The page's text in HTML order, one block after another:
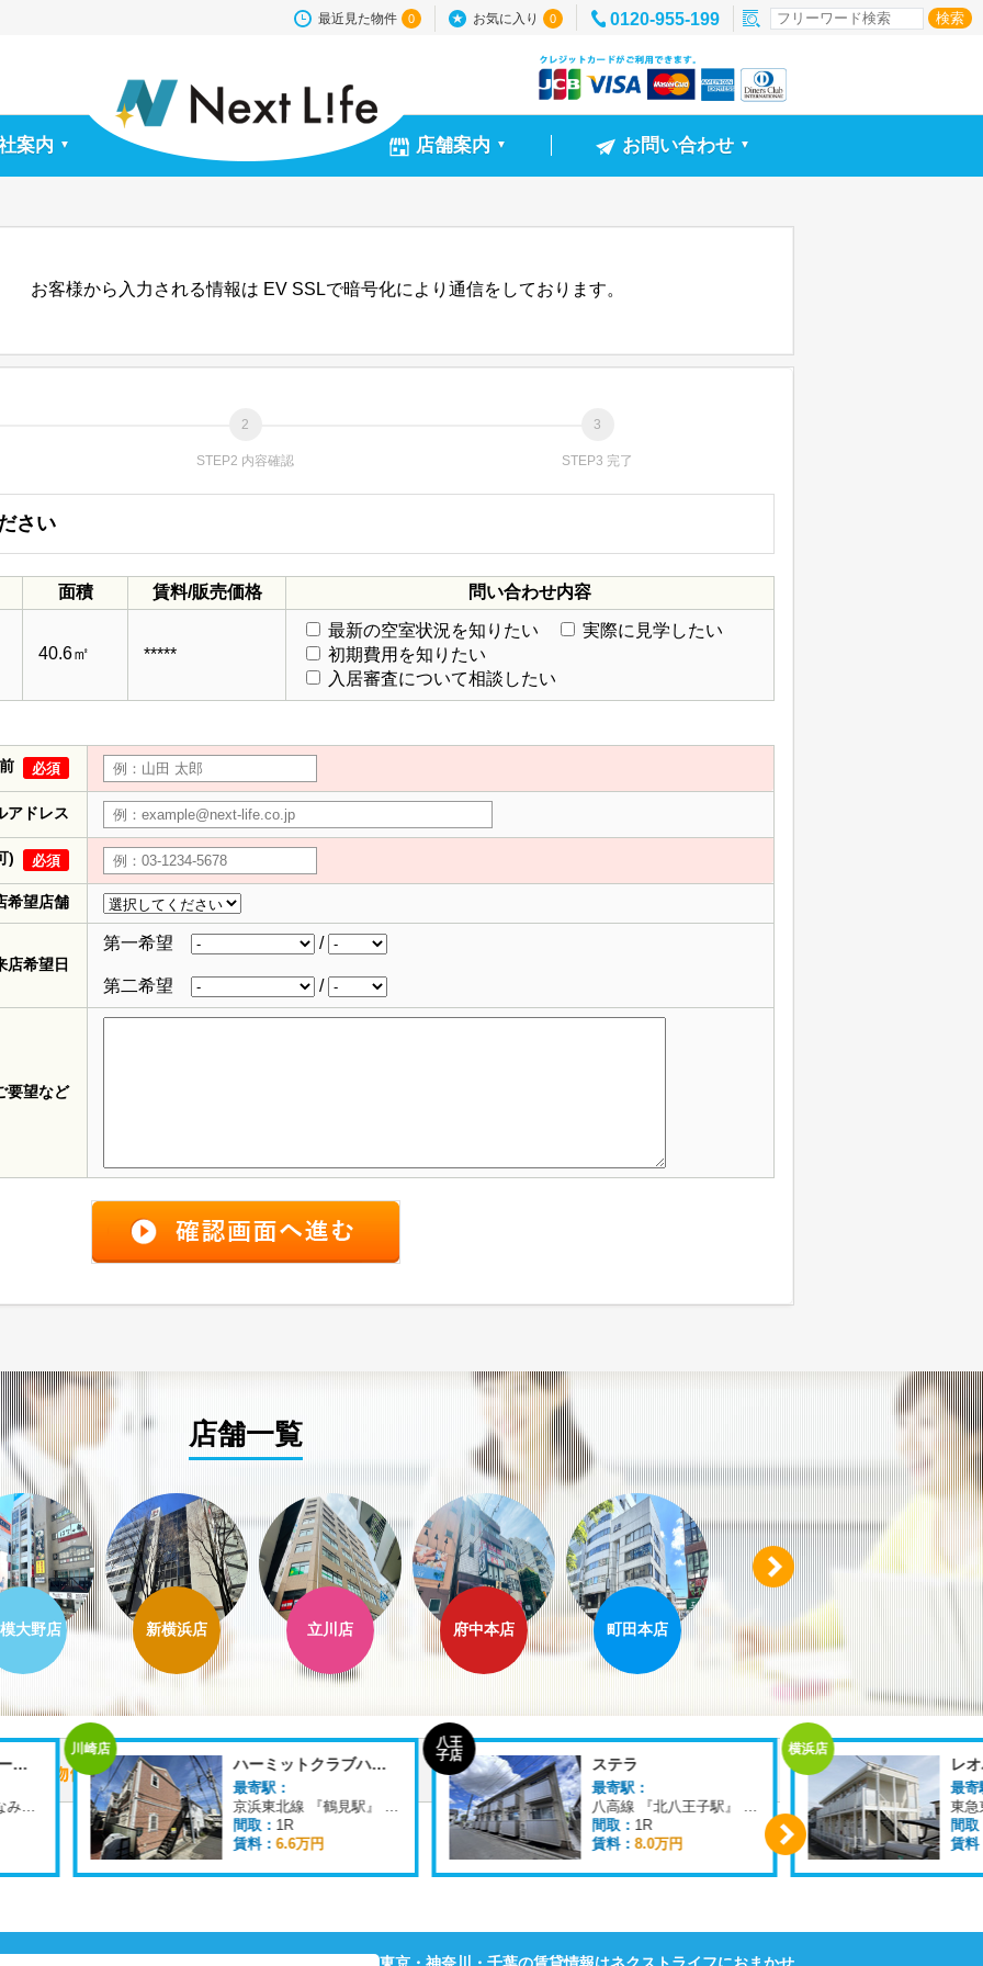
最近見た物件 0 お気に入り 0 0120-955-199
案内 ▼ 店舗案内 ▼ お問い合わせ ▼
お客様から入力される情報は EV SSLで暗号化により通信をしております。
STEP2 内容確認 STEP3 完了
さい
面積 賃料/販売価格 問い合わせ内容
40.6㎡ *****
最新の空室状況を知りたい
実際に見学したい
初期費用を知りたい
入居審査について相談したい
必須
アドレス
) 必須
希望店舗
店希望日
第一希望 /
第二希望 /
要望など
店舗一覧
大野店 新横浜店 立川店 府中本店 町田本店 溝の口店
レオパレスクリナーレみなみ野
横浜線 『八王子みなみ野駅』 徒歩 16分
ハーミットクラブハウス鶴見A棟
川崎店
最寄駅：
京浜東北線 『鶴見駅』 徒歩
8分
間取： 1R
賃料：6.6万円
ステラ
八王
子店
最寄駅：
八高線 『北八王子駅』 徒歩
4分
間取： 1R
賃料：8.0万円
横浜店
最寄
間取
賃料